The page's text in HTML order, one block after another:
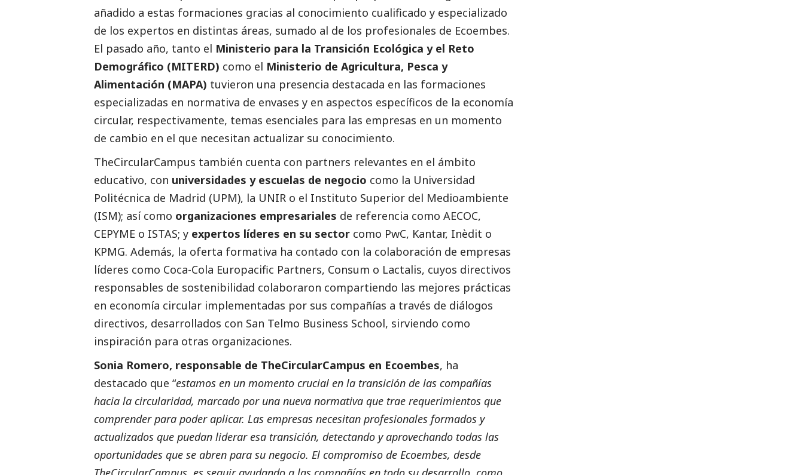
añadido a estas formaciones gracias al conocimiento cualificado y especializado
de los expertos en distintas áreas, sumado al de los profesionales de Ecoembes.
El pasado año, tanto el Ministerio para la Transición Ecológica y el Reto
Demográfico (MITERD) como el Ministerio de Agricultura, Pesca y
Alimentación (MAPA) tuvieron una presencia destacada en las formaciones
especializadas en normativa de envases y en aspectos específicos de la economía
circular, respectivamente, temas esenciales para las empresas en un momento
de cambio en el que necesitan actualizar su conocimiento.
TheCircularCampus también cuenta con partners relevantes en el ámbito
educativo, con universidades y escuelas de negocio como la Universidad
Politécnica de Madrid (UPM), la UNIR o el Instituto Superior del Medioambiente
(ISM); así como organizaciones empresariales de referencia como AECOC,
CEPYME o ISTAS; y expertos líderes en su sector como PwC, Kantar, Inèdit o
KPMG. Además, la oferta formativa ha contado con la colaboración de empresas
líderes como Coca-Cola Europacific Partners, Consum o Lactalis, cuyos directivos
responsables de sostenibilidad colaboraron compartiendo las mejores prácticas
en economía circular implementadas por sus compañías a través de diálogos
directivos, desarrollados con San Telmo Business School, sirviendo como
inspiración para otras organizaciones.
Sonia Romero, responsable de TheCircularCampus en Ecoembes, ha
destacado que “estamos en un momento crucial en la transición de las compañías
hacia la circularidad, marcado por una nueva normativa que trae requerimientos que
comprender para poder aplicar. Las empresas necesitan profesionales formados y
actualizados que puedan liderar esa transición, detectando y aprovechando todas las
oportunidades que se abren para su negocio. El compromiso de Ecoembes, desde